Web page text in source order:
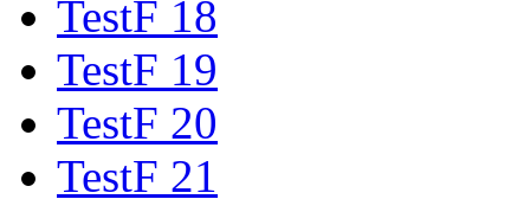
TestF 18
TestF 19
TestF 20
TestF 21